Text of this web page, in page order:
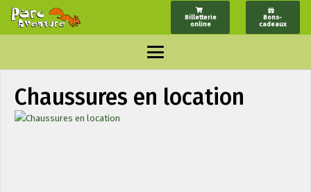
Billetterie
online
Bons-
cadeaux
Chaussures en location